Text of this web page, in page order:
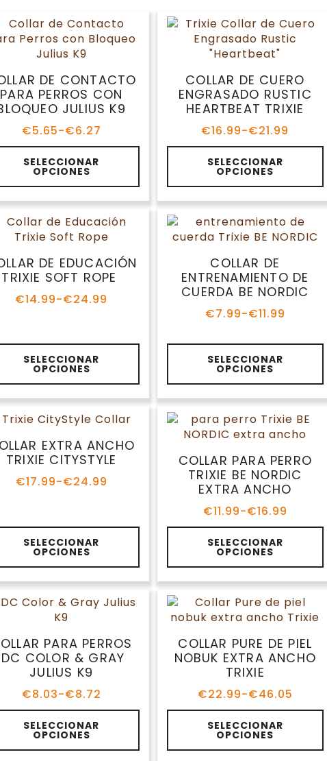
DE CONTACTO
PARA PERROS CON
JULIUS K9
€5.65-€6.27
Rango
de
precios:
desde
€5.65
hasta
€6.27
SELECCIONAR
OPCIONES
COLLAR DE CUERO
ENGRASADO RUSTIC
HEARTBEAT TRIXIE
€16.99-€21.99
Rango
de
precios:
desde
€16.99
hasta
€21.99
SELECCIONAR
OPCIONES
Este
producto
tiene
múltiples
variantes.
Las
opciones
pueden
elegir
de
producto
DE EDUCACIÓN
TRIXIE SOFT ROPE
€14.99-€24.99
Rango
desde
€14.99
hasta
€24.99
SELECCIONAR
OPCIONES
COLLAR DE
ENTRENAMIENTO DE
CUERDA BE NORDIC
€7.99-€11.99
Rango
precios:
desde
€7.99
hasta
€11.99
SELECCIONAR
OPCIONES
Este
producto
tiene
múltiples
variantes.
Las
opciones
se
pueden
página
EXTRA ANCHO
TRIXIE CITYSTYLE
€17.99-€24.99
Rango
desde
€17.99
hasta
€24.99
SELECCIONAR
OPCIONES
COLLAR PARA PERRO
TRIXIE BE NORDIC
EXTRA ANCHO
€11.99-€16.99
Rango
de
precios:
desde
€11.99
hasta
€16.99
SELECCIONAR
OPCIONES
Este
producto
tiene
múltiples
variantes.
Las
opciones
se
pueden
página
PARA PERROS
COLOR & GRAY
JULIUS K9
€8.03-€8.72
Rango
de
precios:
desde
€8.03
SELECCIONAR
OPCIONES
COLLAR PURE DE PIEL
NOBUK EXTRA ANCHO
TRIXIE
€22.99-€46.05
Rango
de
precios:
desde
€22.99
SELECCIONAR
OPCIONES
Este
producto
tiene